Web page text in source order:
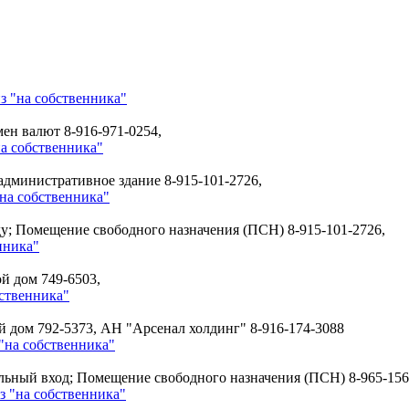
"на собственника"
валют 8-916-971-0254,
собственника"
здание 8-915-101-2726,
собственника"
Помещение свободного назначения (ПСН) 8-915-101-2726,
дом 749-6503,
дом 792-5373, АН "Арсенал холдинг" 8-916-174-3088
собственника"
вход; Помещение свободного назначения (ПСН) 8-965-
"на собственника"